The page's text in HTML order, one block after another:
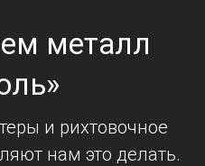
металл
и рихтовочное
нам это делать.